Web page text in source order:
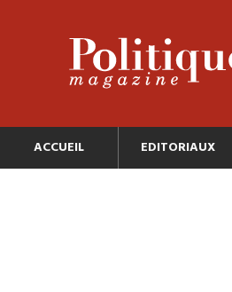
ACCUEIL EDITORIAUX